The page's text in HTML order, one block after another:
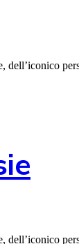
dell’iconico
dell’iconico